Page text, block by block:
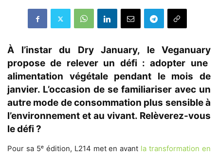
À l’instar du Dry January, le Veganuary
propose de relever un défi : adopter une
alimentation végétale pendant le mois de
janvier. L’occasion de se familiariser avec un
autre mode de consommation plus sensible à
l’environnement et au vivant. Relèverez-vous
le défi ?
Pour sa 5ᵉ édition, L214 met en avant la transformation en